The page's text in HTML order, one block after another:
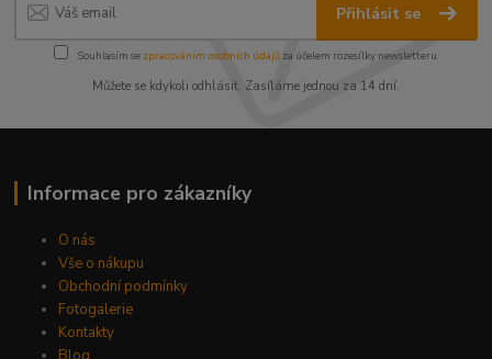
Přihlásit se
Souhlasím se zpracováním osobních údajůza účelem rozesílky newsletteru.
Můžete se kdykoli odhlásit. Zasíláme jednou za 14 dní.
Informace pro zákazníky
O nás
Vše o nákupu
Obchodní podmínky
Fotogalerie
Kontakty